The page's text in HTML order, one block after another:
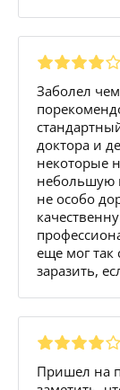
Заболел
доктора и
некоторые
небольшую
не особо
еще мог так
заразить,
Пришел на